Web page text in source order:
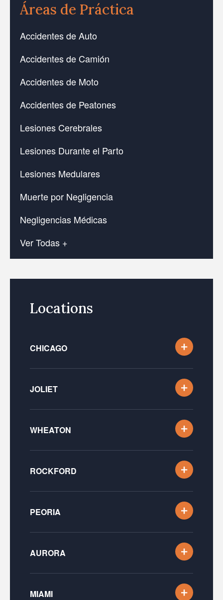
Áreas de Práctica
Accidentes de Auto
Accidentes de Camión
Accidentes de Moto
Accidentes de Peatones
Lesiones Cerebrales
Lesiones Durante el Parto
Lesiones Medulares
Muerte por Negligencia
Negligencias Médicas
Ver Todas +
Locations
CHICAGO
JOLIET
WHEATON
ROCKFORD
PEORIA
AURORA
MIAMI